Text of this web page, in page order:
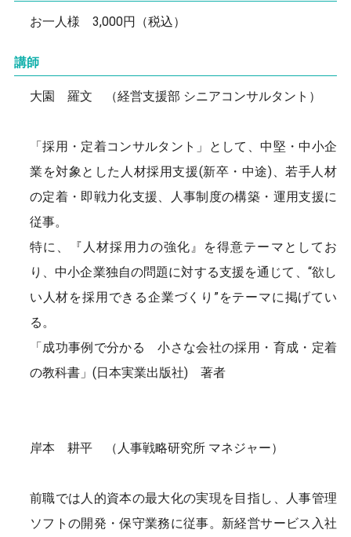
お一人様 3,000円（税込）
講師
大園 羅文 （経営支援部 シニアコンサルタント）
「採用・定着コンサルタント」として、中堅・中小企
業を対象とした人材採用支援(新卒・中途)、若手人材
の定着・即戦力化支援、人事制度の構築・運用支援に
従事。
特に、『人材採用力の強化』を得意テーマとしてお
り、中小企業独自の問題に対する支援を通じて、“欲し
い人材を採用できる企業づくり”をテーマに掲げてい
る。
「成功事例で分かる 小さな会社の採用・育成・定着
の教科書」(日本実業出版社) 著者
岸本 耕平 （人事戦略研究所 マネジャー）
前職では人的資本の最大化の実現を目指し、人事管理
ソフトの開発・保守業務に従事。新経営サービス入社